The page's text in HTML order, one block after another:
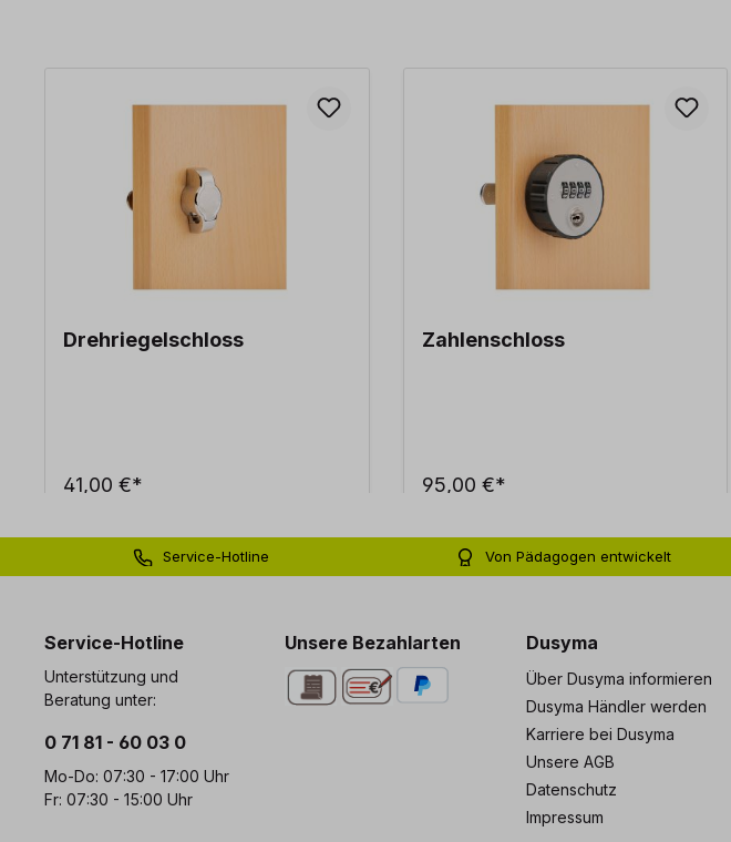
Drehriegelschloss
41,00 €*
Zahlenschloss
95,00 €*
Service-Hotline
Von Pädagogen entwickelt
Service-Hotline
Unterstützung und
Beratung unter:
0 71 81 - 60 03 0
Mo-Do: 07:30 - 17:00 Uhr
Fr: 07:30 - 15:00 Uhr
Unsere Bezahlarten Dusyma
Über Dusyma informieren
Dusyma Händler werden
Karriere bei Dusyma
Unsere AGB
Datenschutz
Impressum